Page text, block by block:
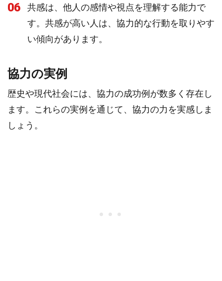
06
共感は、他人の感情や視点を理解する能力で
す。共感が高い人は、協力的な行動を取りやす
い傾向があります。
協力の実例
歴史や現代社会には、協力の成功例が数多く存在し
ます。これらの実例を通じて、協力の力を実感しま
しょう。